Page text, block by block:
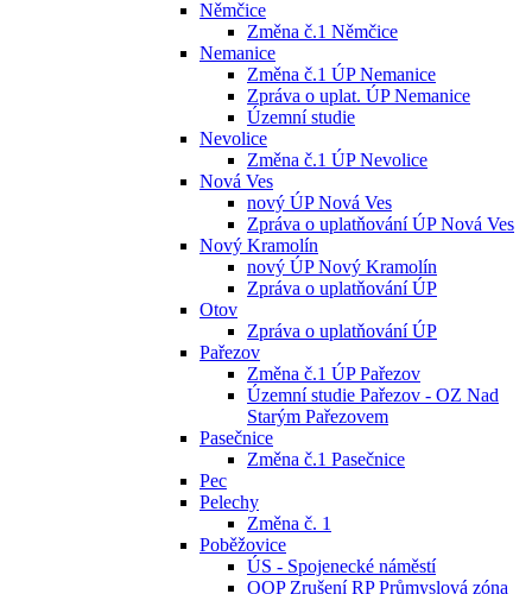
Němčice
Změna č.1 Němčice
Nemanice
Změna č.1 ÚP Nemanice
Zpráva o uplat. ÚP Nemanice
Územní studie
Nevolice
Změna č.1 ÚP Nevolice
Nová Ves
nový ÚP Nová Ves
Zpráva o uplatňování ÚP Nová Ves
Nový Kramolín
nový ÚP Nový Kramolín
Zpráva o uplatňování ÚP
Otov
Zpráva o uplatňování ÚP
Pařezov
Změna č.1 ÚP Pařezov
Územní studie Pařezov - OZ Nad
Starým Pařezovem
Pasečnice
Změna č.1 Pasečnice
Pec
Pelechy
Změna č. 1
Poběžovice
ÚS - Spojenecké náměstí
OOP Zrušení RP Průmyslová zóna